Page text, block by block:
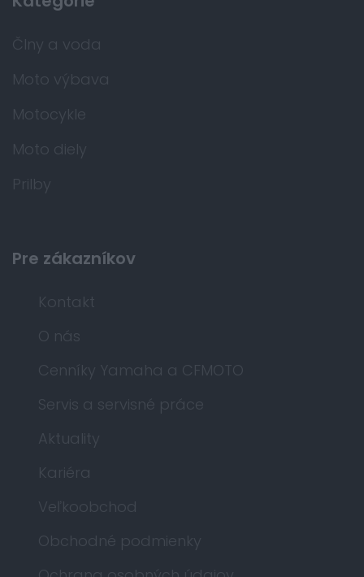
Člny a voda
Moto výbava
Motocykle
Moto diely
Prilby
Pre zákazníkov
Kontakt
O nás
Cenníky Yamaha a CFMOTO
Servis a servisné práce
Aktuality
Kariéra
Veľkoobchod
Obchodné podmienky